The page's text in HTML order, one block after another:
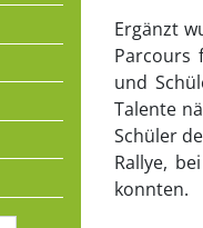
Ergänzt
Parcours
und
Talente
Schüler
Rallye,
konnten.